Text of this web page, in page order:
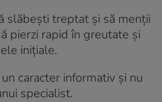
slăbești treptat și să menții
pierzi rapid în greutate și
inițiale.
caracter informativ și nu
specialist.